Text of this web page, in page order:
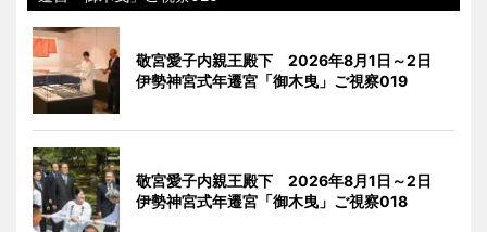
敬宮愛子内親王殿下 2026年8月1日～2日
伊勢神宮式年遷宮「御木曳」ご視察019
敬宮愛子内親王殿下 2026年8月1日～2日
伊勢神宮式年遷宮「御木曳」ご視察018